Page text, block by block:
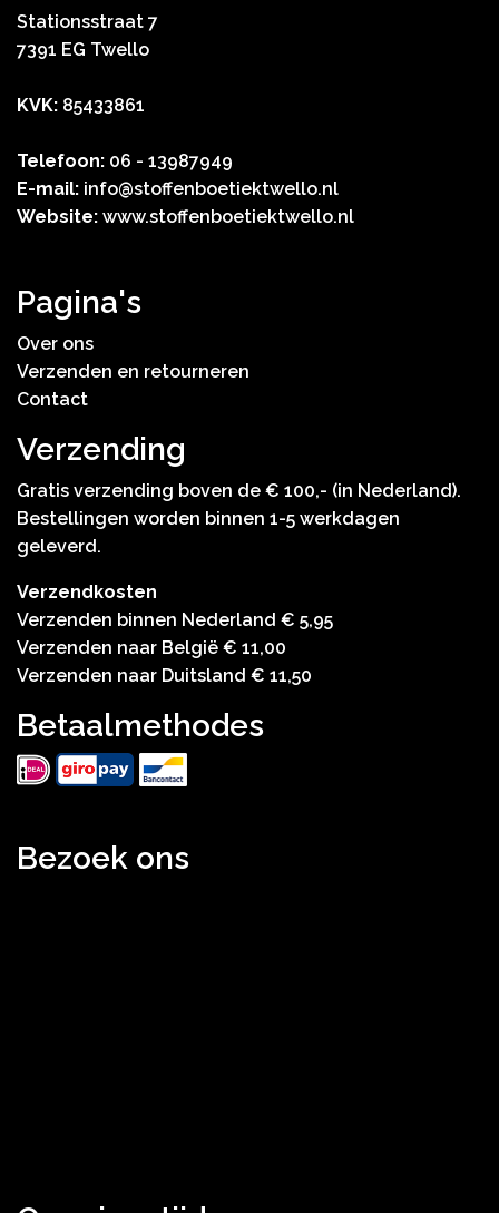
Stationsstraat 7
7391 EG Twello
KVK: 85433861
Telefoon: 06 - 13987949
E-mail: info@stoffenboetiektwello.nl
Website: www.stoffenboetiektwello.nl
Pagina's
Over ons
Verzenden en retourneren
Contact
Verzending
Gratis verzending boven de € 100,- (in Nederland).
Bestellingen worden binnen 1-5 werkdagen
geleverd.
Verzendkosten
Verzenden binnen Nederland € 5,95
Verzenden naar België € 11,00
Verzenden naar Duitsland € 11,50
Betaalmethodes
Bezoek ons